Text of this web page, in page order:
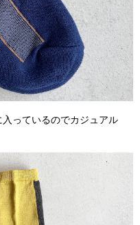
っているのでカジュアル